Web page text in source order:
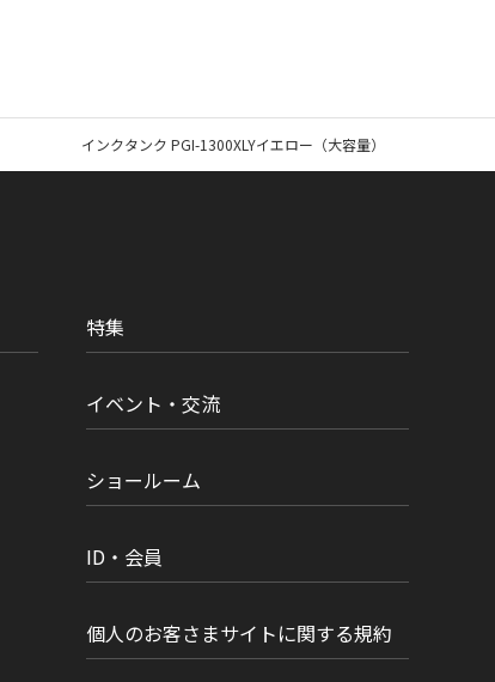
インクタンク PGI-1300XLYイエロー（大容量）
特集
イベント・交流
ショールーム
ID・会員
個人のお客さまサイトに関する規約